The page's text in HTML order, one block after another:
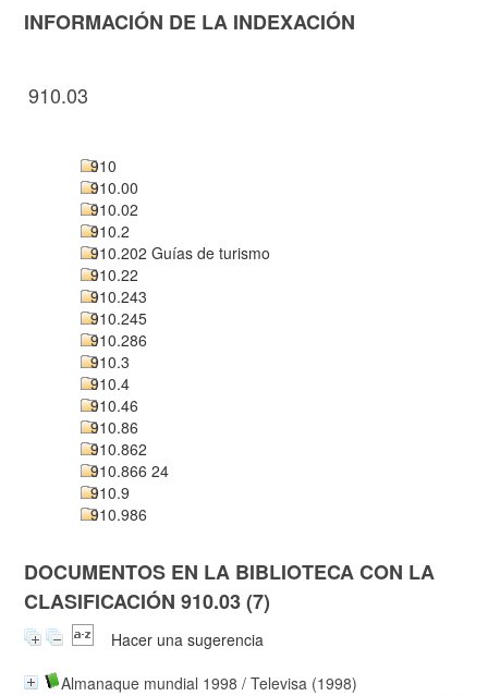
INFORMACIÓN DE LA INDEXACIÓN
910.03
910
910.00
910.02
910.2
910.202 Guías de turismo
910.22
910.243
910.245
910.286
910.3
910.4
910.46
910.86
910.862
910.866 24
910.9
910.986
DOCUMENTOS EN LA BIBLIOTECA CON LA
CLASIFICACIÓN 910.03 (7)
Hacer una sugerencia
Almanaque mundial 1998 / Televisa (1998)